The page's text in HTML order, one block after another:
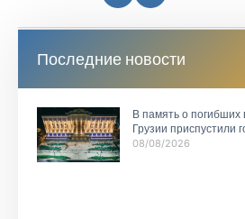
Последние новости
В память о погибших
Грузии приспустили
08/08/2026